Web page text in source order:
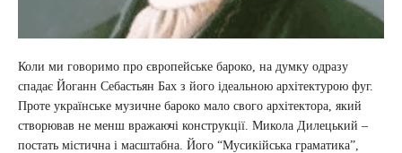
Коли ми говоримо про європейське бароко, на думку одразу
спадає Йоганн Себастьян Бах з його ідеальною архітектурою фуг.
Проте українське музичне бароко мало свого архітектора, який
створював не менш вражаючі конструкції. Микола Дилецький –
постать містична і масштабна. Його “Мусикійська граматика”,